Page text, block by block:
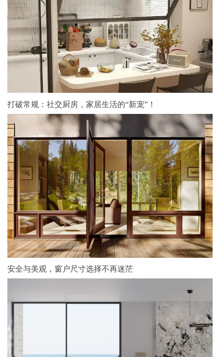
打破常规：社交厨房，家居生活的“新宠”！
安全与美观，窗户尺寸选择不再迷茫